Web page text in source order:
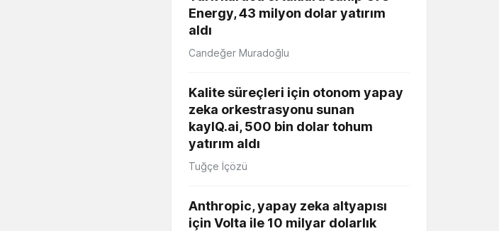
Energy, 43 milyon dolar yatırım
aldı
Candeğer Muradoğlu
Kalite süreçleri için otonom yapay
zeka orkestrasyonu sunan
kayIQ.ai, 500 bin dolar tohum
yatırım aldı
Tuğçe İçözü
Anthropic, yapay zeka altyapısı
için Volta ile 10 milyar dolarlık